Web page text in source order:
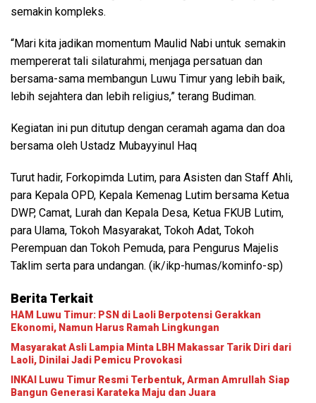
semakin kompleks.
“Mari kita jadikan momentum Maulid Nabi untuk semakin
mempererat tali silaturahmi, menjaga persatuan dan
bersama-sama membangun Luwu Timur yang lebih baik,
lebih sejahtera dan lebih religius,” terang Budiman.
Kegiatan ini pun ditutup dengan ceramah agama dan doa
bersama oleh Ustadz Mubayyinul Haq
Turut hadir, Forkopimda Lutim, para Asisten dan Staff Ahli,
para Kepala OPD, Kepala Kemenag Lutim bersama Ketua
DWP, Camat, Lurah dan Kepala Desa, Ketua FKUB Lutim,
para Ulama, Tokoh Masyarakat, Tokoh Adat, Tokoh
Perempuan dan Tokoh Pemuda, para Pengurus Majelis
Taklim serta para undangan. (ik/ikp-humas/kominfo-sp)
Berita Terkait
HAM Luwu Timur: PSN di Laoli Berpotensi Gerakkan
Ekonomi, Namun Harus Ramah Lingkungan
Masyarakat Asli Lampia Minta LBH Makassar Tarik Diri dari
Laoli, Dinilai Jadi Pemicu Provokasi
INKAI Luwu Timur Resmi Terbentuk, Arman Amrullah Siap
Bangun Generasi Karateka Maju dan Juara